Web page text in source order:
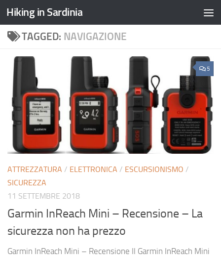
Hiking in Sardinia
TAGGED: NAVIGAZIONE
5
ATTREZZATURA / ELETTRONICA / ESCURSIONISMO /
SICUREZZA
11 SETTEMBRE 2018
Garmin InReach Mini – Recensione – La
sicurezza non ha prezzo
Garmin InReach Mini – Recensione Il Garmin InReach Mini